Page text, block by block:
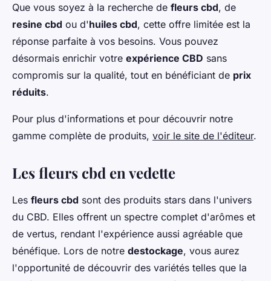
Que vous soyez à la recherche de fleurs cbd, de
resine cbd ou d'huiles cbd, cette offre limitée est la
réponse parfaite à vos besoins. Vous pouvez
désormais enrichir votre expérience CBD sans
compromis sur la qualité, tout en bénéficiant de prix
réduits.
Pour plus d'informations et pour découvrir notre
gamme complète de produits, voir le site de l'éditeur.
Les fleurs cbd en vedette
Les fleurs cbd sont des produits stars dans l'univers
du CBD. Elles offrent un spectre complet d'arômes et
de vertus, rendant l'expérience aussi agréable que
bénéfique. Lors de notre destockage, vous aurez
l'opportunité de découvrir des variétés telles que la